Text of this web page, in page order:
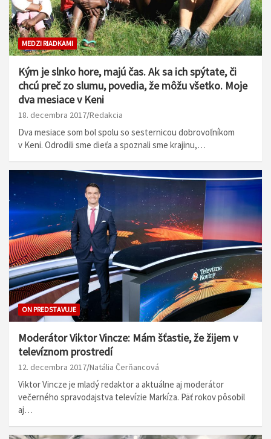
MEDZI RIADKAMI
Kým je slnko hore, majú čas. Ak sa ich spýtate, či
chcú preč zo slumu, povedia, že môžu všetko. Moje
dva mesiace v Keni
18. decembra 2017 Redakcia
Dva mesiace som bol spolu so sesternicou dobrovoľníkom
v Keni. Odrodili sme dieťa a spoznali sme krajinu,…
ON PREDSTAVUJE
Moderátor Viktor Vincze: Mám šťastie, že žijem v
televíznom prostredí
12. decembra 2017 Natália Čerňancová
Viktor Vincze je mladý redaktor a aktuálne aj moderátor
večerného spravodajstva televízie Markíza. Päť rokov pôsobil
aj…